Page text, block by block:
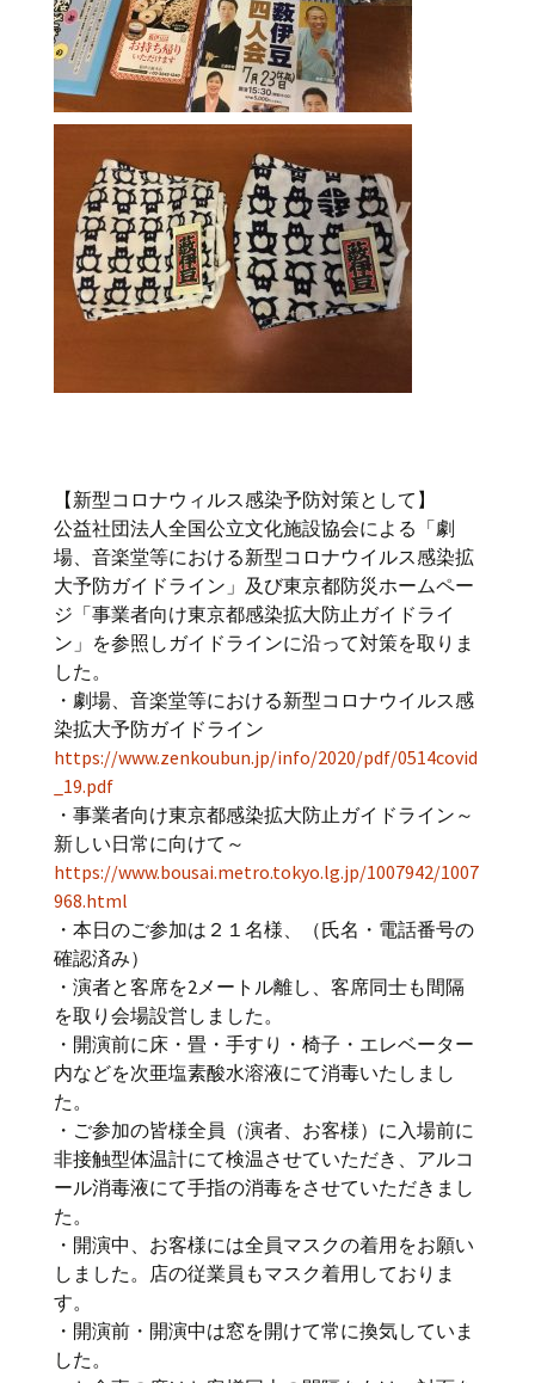
【新型コロナウィルス感染予防対策として】
公益社団法人全国公立文化施設協会による「劇
場、音楽堂等における新型コロナウイルス感染拡
大予防ガイドライン」及び東京都防災ホームペー
ジ「事業者向け東京都感染拡大防止ガイドライ
ン」を参照しガイドラインに沿って対策を取りま
した。
・劇場、音楽堂等における新型コロナウイルス感
染拡大予防ガイドライン
https://www.zenkoubun.jp/info/2020/pdf/0514covid
_19.pdf
・事業者向け東京都感染拡大防止ガイドライン～
新しい日常に向けて～
https://www.bousai.metro.tokyo.lg.jp/1007942/1007
968.html
・本日のご参加は２１名様、（氏名・電話番号の
確認済み）
・演者と客席を2メートル離し、客席同士も間隔
を取り会場設営しました。
・開演前に床・畳・手すり・椅子・エレベーター
内などを次亜塩素酸水溶液にて消毒いたしまし
た。
・ご参加の皆様全員（演者、お客様）に入場前に
非接触型体温計にて検温させていただき、アルコ
ール消毒液にて手指の消毒をさせていただきまし
た。
・開演中、お客様には全員マスクの着用をお願い
しました。店の従業員もマスク着用しておりま
す。
・開演前・開演中は窓を開けて常に換気していま
した。